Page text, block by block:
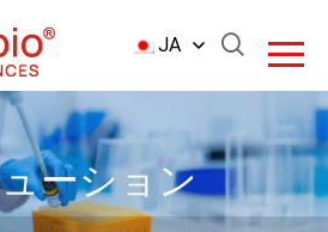
JA
ーション